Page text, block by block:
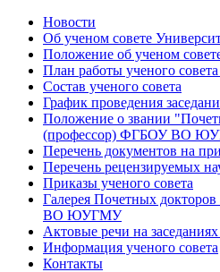
Новости
Об ученом совете
Положение об ученом
План работы ученого
Состав ученого совета
График проведения
Положение о звании
(профессор) ФГБОУ ВО
Перечень документов на
Перечень рецензируемых
Приказы ученого совета
Галерея Почетных
ВО ЮУГМУ
Актовые речи на заседаниях
Информация ученого совета
Контакты